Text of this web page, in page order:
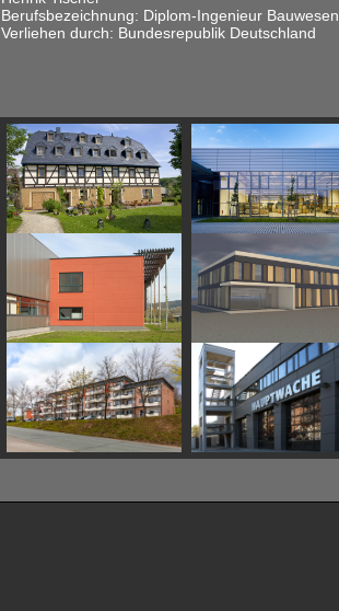
Berufsbezeichnung: Diplom-Ingenieur Bauwesen
Verliehen durch: Bundesrepublik Deutschland